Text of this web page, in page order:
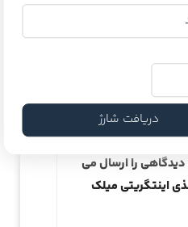
محصول نوشته نشده
را ارسال می
اینتگریتی میلک
دریافت شارژ